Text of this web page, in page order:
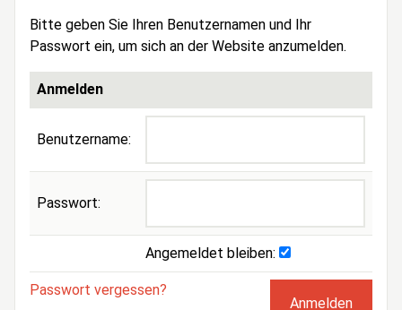
Bitte geben Sie Ihren Benutzernamen und Ihr
Passwort ein, um sich an der Website anzumelden.
Anmelden
Benutzername:
Passwort:
Angemeldet bleiben:
Passwort vergessen?